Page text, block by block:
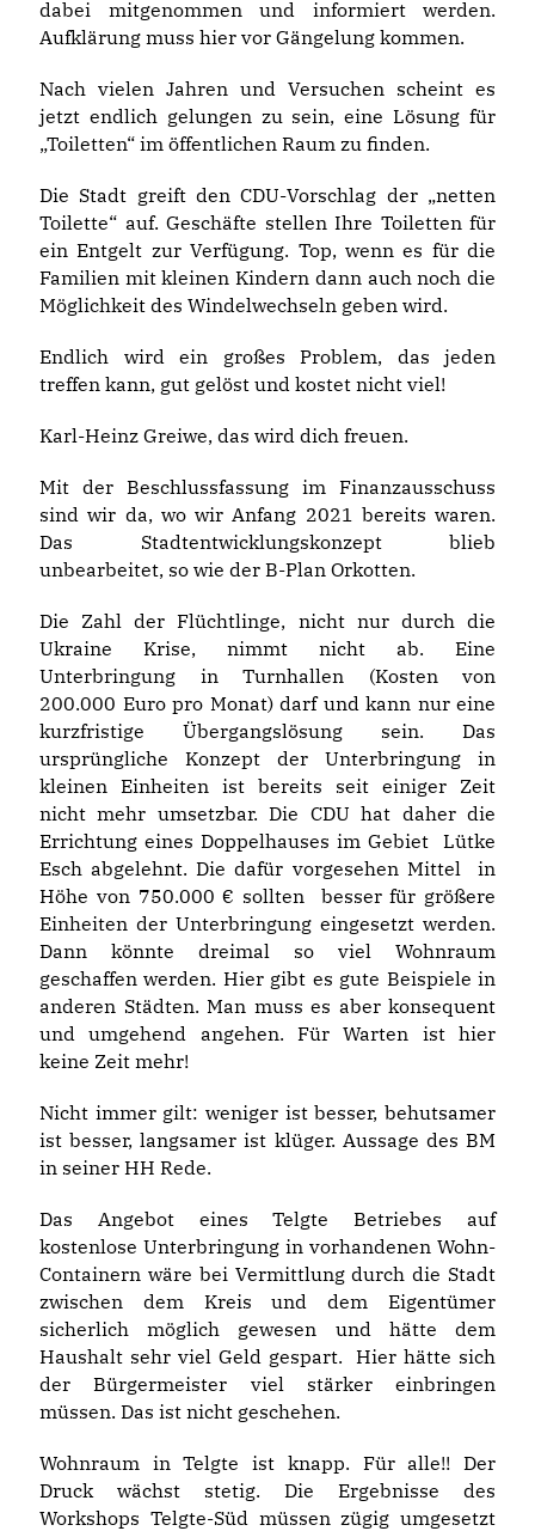
dabei mitgenommen und informiert werden.
Aufklärung muss hier vor Gängelung kommen.
Nach vielen Jahren und Versuchen scheint es
jetzt endlich gelungen zu sein, eine Lösung für
Toiletten“ im öffentlichen Raum zu finden.
Die Stadt greift den CDU-Vorschlag der „netten
Toilette“ auf. Geschäfte stellen Ihre Toiletten für
ein Entgelt zur Verfügung. Top, wenn es für die
Familien mit kleinen Kindern dann auch noch die
Möglichkeit des Windelwechseln geben wird.
Endlich wird ein großes Problem, das jeden
treffen kann, gut gelöst und kostet nicht viel!
Karl-Heinz Greiwe, das wird dich freuen.
Mit der Beschlussfassung im Finanzausschuss
sind wir da, wo wir Anfang 2021 bereits waren.
Das Stadtentwicklungskonzept blieb
unbearbeitet, so wie der B-Plan Orkotten.
Die Zahl der Flüchtlinge, nicht nur durch die
Ukraine Krise, nimmt nicht ab. Eine
Unterbringung in Turnhallen (Kosten von
200.000 Euro pro Monat) darf und kann nur eine
kurzfristige Übergangslösung sein. Das
ursprüngliche Konzept der Unterbringung in
kleinen Einheiten ist bereits seit einiger Zeit
nicht mehr umsetzbar. Die CDU hat daher die
Errichtung eines Doppelhauses im Gebiet Lütke
Esch abgelehnt. Die dafür vorgesehen Mittel in
Höhe von 750.000 € sollten besser für größere
Einheiten der Unterbringung eingesetzt werden.
Dann könnte dreimal so viel Wohnraum
geschaffen werden. Hier gibt es gute Beispiele in
anderen Städten. Man muss es aber konsequent
und umgehend angehen. Für Warten ist hier
keine Zeit mehr!
Nicht immer gilt: weniger ist besser, behutsamer
ist besser, langsamer ist klüger. Aussage des BM
in seiner HH Rede.
Das Angebot eines Telgte Betriebes auf
kostenlose Unterbringung in vorhandenen Wohn-
Containern wäre bei Vermittlung durch die Stadt
zwischen dem Kreis und dem Eigentümer
sicherlich möglich gewesen und hätte dem
Haushalt sehr viel Geld gespart. Hier hätte sich
der Bürgermeister viel stärker einbringen
müssen. Das ist nicht geschehen.
Wohnraum in Telgte ist knapp. Für alle!! Der
Druck wächst stetig. Die Ergebnisse des
Workshops Telgte-Süd müssen zügig umgesetzt